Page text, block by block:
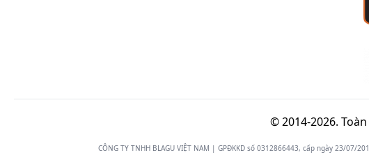
© 2014-2026.
CÔNG TY TNHH BLAGU VIỆT NAM | GPĐKKD số 0312866443, cấp ngày 23/